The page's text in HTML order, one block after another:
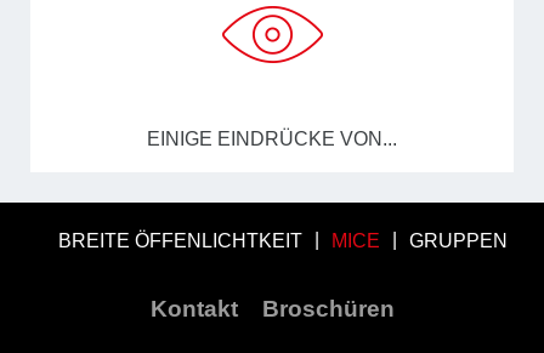
EINIGE EINDRÜCKE VON...
BREITE ÖFFENLICHTKEIT MICE GRUPPEN
Kontakt Broschüren